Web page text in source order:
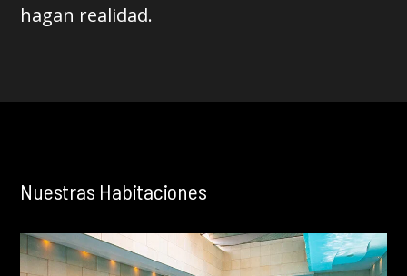
hagan realidad.
Nuestras Habitaciones